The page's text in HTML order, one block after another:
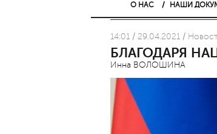
О НАС НАШИ
14:01 / 29.04.2021 /
БЛАГОДАРЯ
Инна ВОЛОШИНА